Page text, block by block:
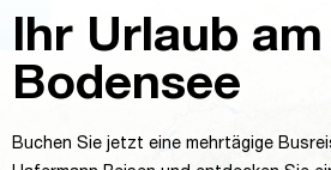
Ihr Urlaub am
Bodensee
Buchen Sie jetzt eine mehrtägige